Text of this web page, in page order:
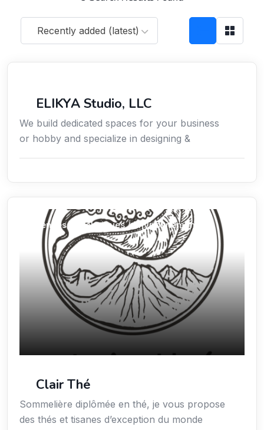
Recently added (latest)
ELIKYA Studio, LLC
We build dedicated spaces for your business
or hobby and specialize in designing &
Sciences / Techniques / Environnement
Clair Thé
Sommelière diplômée en thé, je vous propose
des thés et tisanes d’exception du monde